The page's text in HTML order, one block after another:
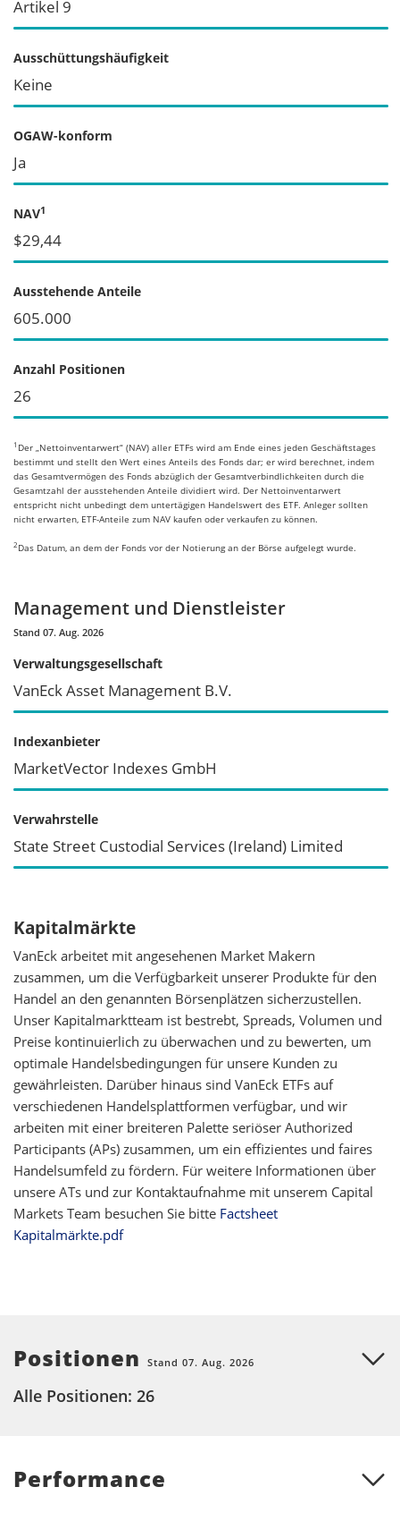
Artikel 9
Ausschüttungshäufigkeit
Keine
OGAW-konform
Ja
NAV1
$29,44
Ausstehende Anteile
605.000
Anzahl Positionen
26
1 Der „Nettoinventarwert“ (NAV) aller ETFs wird am Ende eines jeden Geschäftstages
bestimmt und stellt den Wert eines Anteils des Fonds dar; er wird berechnet, indem
das Gesamtvermögen des Fonds abzüglich der Gesamtverbindlichkeiten durch die
Gesamtzahl der ausstehenden Anteile dividiert wird. Der Nettoinventarwert
entspricht nicht unbedingt dem untertägigen Handelswert des ETF. Anleger sollten
nicht erwarten, ETF-Anteile zum NAV kaufen oder verkaufen zu können.
2 Das Datum, an dem der Fonds vor der Notierung an der Börse aufgelegt wurde.
Management und Dienstleister
Stand 07. Aug. 2026
Verwaltungsgesellschaft
VanEck Asset Management B.V.
Indexanbieter
MarketVector Indexes GmbH
Verwahrstelle
State Street Custodial Services (Ireland) Limited
Kapitalmärkte
VanEck arbeitet mit angesehenen Market Makern
zusammen, um die Verfügbarkeit unserer Produkte für den
Handel an den genannten Börsenplätzen sicherzustellen.
Unser Kapitalmarktteam ist bestrebt, Spreads, Volumen und
Preise kontinuierlich zu überwachen und zu bewerten, um
optimale Handelsbedingungen für unsere Kunden zu
gewährleisten. Darüber hinaus sind VanEck ETFs auf
verschiedenen Handelsplattformen verfügbar, und wir
arbeiten mit einer breiteren Palette seriöser Authorized
Participants (APs) zusammen, um ein effizientes und faires
Handelsumfeld zu fördern. Für weitere Informationen über
unsere ATs und zur Kontaktaufnahme mit unserem Capital
Markets Team besuchen Sie bitte Factsheet
Kapitalmärkte.pdf
Positionen Stand 07. Aug. 2026
Alle Positionen: 26
Performance